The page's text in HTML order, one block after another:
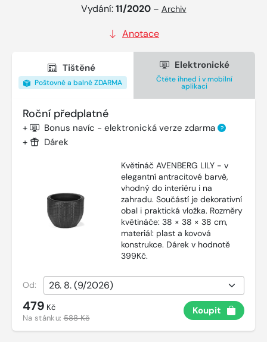
Vydání:11/2020 – Archiv
Anotace
Tištěné
Poštovné a balné ZDARMA
Elektronické
Čtěte ihned i v mobilní
aplikaci
Roční předplatné
+ Bonus navíc - elektronická verze zdarma ?
+ Dárek
Květináč AVENBERG LILY - v
elegantní antracitové barvě,
vhodný do interiéru i na
zahradu. Součástí je dekorativní
obal i praktická vložka. Rozměry
květináče: 38 × 38 × 38 cm,
materiál: plast a kovová
konstrukce. Dárek v hodnotě
399Kč.
Od:
479 Kč
Na stánku:588 Kč
Koupit